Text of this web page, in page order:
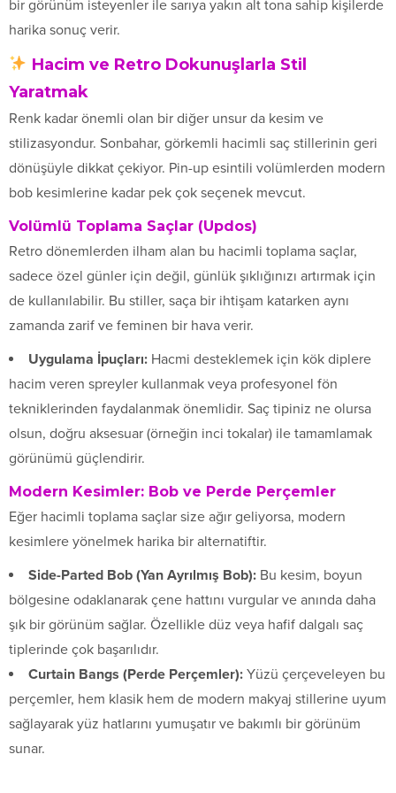
bir görünüm isteyenler ile sarıya yakın alt tona sahip kişilerde
harika sonuç verir.
Hacim ve Retro Dokunuşlarla Stil
Yaratmak
Renk kadar önemli olan bir diğer unsur da kesim ve
stilizasyondur. Sonbahar, görkemli hacimli saç stillerinin geri
dönüşüyle dikkat çekiyor. Pin-up esintili volümlerden modern
bob kesimlerine kadar pek çok seçenek mevcut.
Volümlü Toplama Saçlar (Updos)
Retro dönemlerden ilham alan bu hacimli toplama saçlar,
sadece özel günler için değil, günlük şıklığınızı artırmak için
de kullanılabilir. Bu stiller, saça bir ihtişam katarken aynı
zamanda zarif ve feminen bir hava verir.
Uygulama İpuçları: Hacmi desteklemek için kök diplere
hacim veren spreyler kullanmak veya profesyonel fön
tekniklerinden faydalanmak önemlidir. Saç tipiniz ne olursa
olsun, doğru aksesuar (örneğin inci tokalar) ile tamamlamak
görünümü güçlendirir.
Modern Kesimler: Bob ve Perde Perçemler
Eğer hacimli toplama saçlar size ağır geliyorsa, modern
kesimlere yönelmek harika bir alternatiftir.
Side-Parted Bob (Yan Ayrılmış Bob): Bu kesim, boyun
bölgesine odaklanarak çene hattını vurgular ve anında daha
şık bir görünüm sağlar. Özellikle düz veya hafif dalgalı saç
tiplerinde çok başarılıdır.
Curtain Bangs (Perde Perçemler): Yüzü çerçeveleyen bu
perçemler, hem klasik hem de modern makyaj stillerine uyum
sağlayarak yüz hatlarını yumuşatır ve bakımlı bir görünüm
sunar.